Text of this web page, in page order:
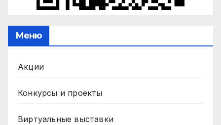
Меню
Акции
Конкурсы и проекты
Виртуальные выставки